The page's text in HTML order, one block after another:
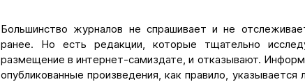
Большинство журналов не спрашивает и не
ранее. Но есть редакции, которые тщательно
размещение в интернет-самиздате, и отказывают.
опубликованные произведения, как правило,